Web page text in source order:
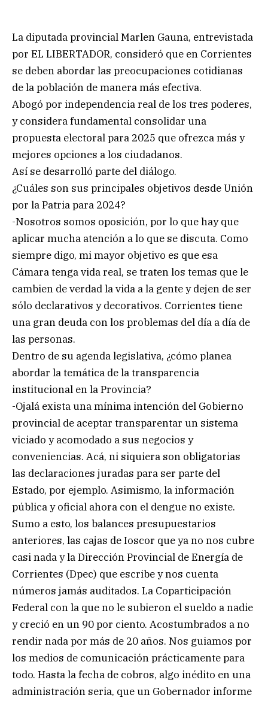
La diputada provincial Marlen Gauna, entrevistada
por EL LIBERTADOR, consideró que en Corrientes
se deben abordar las preocupaciones cotidianas
de la población de manera más efectiva.
Abogó por independencia real de los tres poderes,
y considera fundamental consolidar una
propuesta electoral para 2025 que ofrezca más y
mejores opciones a los ciudadanos.
Así se desarrolló parte del diálogo.
¿Cuáles son sus principales objetivos desde Unión
por la Patria para 2024?
-Nosotros somos oposición, por lo que hay que
aplicar mucha atención a lo que se discuta. Como
siempre digo, mi mayor objetivo es que esa
Cámara tenga vida real, se traten los temas que le
cambien de verdad la vida a la gente y dejen de ser
sólo declarativos y decorativos. Corrientes tiene
una gran deuda con los problemas del día a día de
las personas.
Dentro de su agenda legislativa, ¿cómo planea
abordar la temática de la transparencia
institucional en la Provincia?
-Ojalá exista una mínima intención del Gobierno
provincial de aceptar transparentar un sistema
viciado y acomodado a sus negocios y
conveniencias. Acá, ni siquiera son obligatorias
las declaraciones juradas para ser parte del
Estado, por ejemplo. Asimismo, la información
pública y oficial ahora con el dengue no existe.
Sumo a esto, los balances presupuestarios
anteriores, las cajas de Ioscor que ya no nos cubre
casi nada y la Dirección Provincial de Energía de
Corrientes (Dpec) que escribe y nos cuenta
números jamás auditados. La Coparticipación
Federal con la que no le subieron el sueldo a nadie
y creció en un 90 por ciento. Acostumbrados a no
rendir nada por más de 20 años. Nos guiamos por
los medios de comunicación prácticamente para
todo. Hasta la fecha de cobros, algo inédito en una
administración seria, que un Gobernador informe